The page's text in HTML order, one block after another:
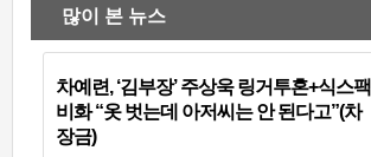
많이 본 뉴스
차예련, ‘김부장’ 주상욱 링거투혼+식스팩
비화 “옷 벗는데 아저씨는 안 된다고”(차
장금)